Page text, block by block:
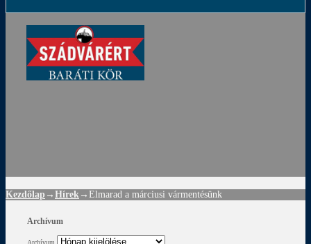
Kezdőlap → Hírek → Elmarad a márciusi vármentésünk
Archívum
Archívum